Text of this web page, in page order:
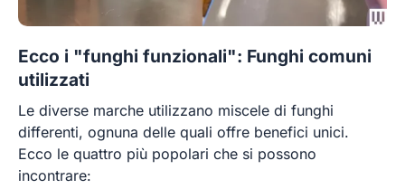
Ecco i "funghi funzionali": Funghi comuni
utilizzati
Le diverse marche utilizzano miscele di funghi
differenti, ognuna delle quali offre benefici unici.
Ecco le quattro più popolari che si possono
incontrare: